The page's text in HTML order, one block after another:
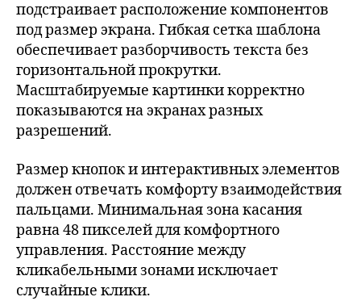
подстраивает расположение компонентов
под размер экрана. Гибкая сетка шаблона
обеспечивает разборчивость текста без
горизонтальной прокрутки.
Масштабируемые картинки корректно
показываются на экранах разных
разрешений.
Размер кнопок и интерактивных элементов
должен отвечать комфорту взаимодействия
пальцами. Минимальная зона касания
равна 48 пикселей для комфортного
управления. Расстояние между
кликабельными зонами исключает
случайные клики.